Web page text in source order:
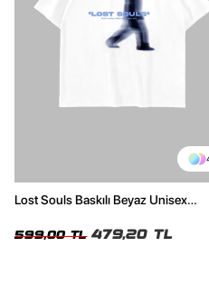
Lost Souls Baskılı Beyaz Unisex
599,00 TL 479,20 TL